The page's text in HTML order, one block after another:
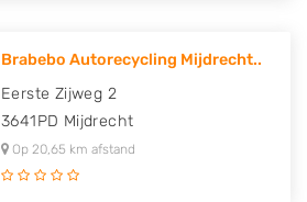
Brabebo Autorecycling Mijdrecht..
Eerste Zijweg 2
3641PD Mijdrecht
Op 20,65 km afstand